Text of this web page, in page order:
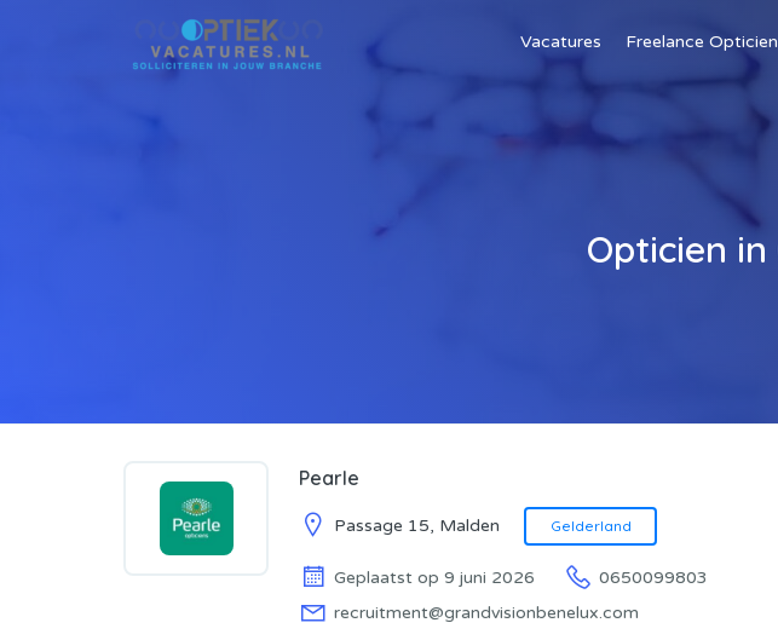
Vacatures Freelance Opticien
Opticien in
Pearle
Passage 15, Malden Gelderland
Geplaatst op 9 juni 2026
0650099803
recruitment@grandvisionbenelux.com